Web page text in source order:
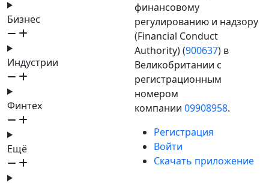
Бизнес
Индустрии
Финтех
Ещё
финансовому
регулированию и надзору
(Financial Conduct
Authority) (900637) в
Великобритании с
регистрационным
номером
компании 09908958.
Регистрация
Войти
Скачать приложение